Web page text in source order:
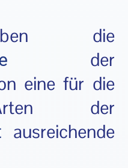
die
der
eine für die
der
ausreichende